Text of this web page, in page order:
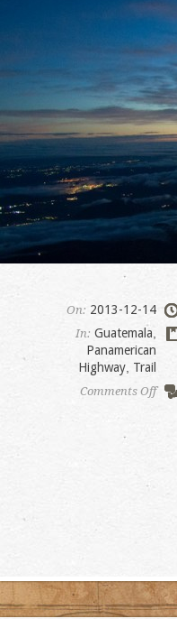
On: 2013-12-14
In: Guatemala
Panamerican
Highway Trail
Comments Offon